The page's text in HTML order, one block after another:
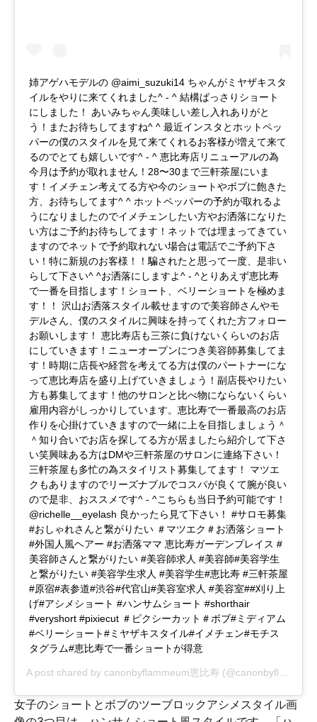
姉アゲハモデルの @aimi_suzuki14 ちゃんがミヤザキスタ
イルをやりに来てくれました^ - ^ 結構ばっさりショート
にしました！ あいみちゃん美味しい差し入れありがと
う！またお待ちしてますね^ ^ 最近インスタとホットペッ
パーの僕のスタイルを見て来てくれるお客様が増えて来て
るのでとても嬉しいです^ - ^ 恵比寿店リニューアルの為
今月は予約が取れません！28〜30まで三軒茶屋にいま
す！イメチェン考えてる方や今のショートやボブに飽きた
方、お待ちしてます^ ^ ホットペッパーの予約が取れるよ
うになりましたのでイメチェンしたい方やお洒落になりた
い方はご予約お待ちしてます！ネットでは埋まってきてい
ますのでネットで予約取れない場合は電話でご予約下さ
い！特に新規のお客様！！騙されたと思って一度、是非い
らして下さい^ ^お洒落にしますよ^ - ^とりあえず恵比寿
で一番を目指します！ショート、ベリーショートを極めま
す！！ 沢山お洒落スタイル載せますので美容師さんやモ
デルさん、僕のスタイルに興味を持ってくれた方フォロー
お願いします！ 恵比寿店も三茶に負けないくらいのお店
にしていきます！ニューオープンにつき美容師募集してま
す！時期に店長や経営を考えてる方は僕のパートナーにな
って恵比寿店を盛り上げていきましょう！副店長やりたい
方も募集してます！他のサロンと比べ物にならないくらい
雇用内容がしっかりしています。恵比寿で一番最高のお店
作りを心掛けていきますので一緒に上を目指しましょう＾
＾知り合いでお店を探してる方が居ましたら紹介して下さ
い笑興味ある方はDMや三軒茶屋のサロンに連絡下さい！
三軒茶屋も多忙の為スタイリスト募集してます！ マツエ
クもありますのでリーズナブルでコスパが良くて腕が良い
ので是非、おススメです^ - ^こちらも当日予約可能です！
@richelle__eyelash 良かったら見て下さい！ #サロモ募集
#おしゃれさんと繋がりたい ＃マツエク＃お洒落ショート
#外国人風ヘアー #お洒落ママ 恵比寿ガーデンプレイス #
美容師さんと繋がりたい #美容師求人 #美容師#美容学生
と繋がりたい #美容学生求人 #美容学生#恵比寿 #三軒茶屋
#原宿#表参道#渋谷#代官山#美容室求人 #美容室##刈り上
げ#アシメショート #ハンサムショート #shorthair
#veryshort #pixiecut ＃ピクシーカット＃ボブ#ミディアム
#ベリーショート#ミヤザキスタイル#イメチェン#モチス
タグラム#恵比寿で一番ショートが得意
A post shared by canonbyflammeum恵比寿 (@canonbyflammeum) on
女子のショートとボブのツーブロックアシメスタイル画